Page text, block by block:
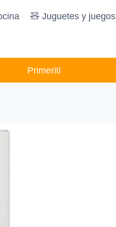
🧸️ Juguetes y juegos
Primeriti